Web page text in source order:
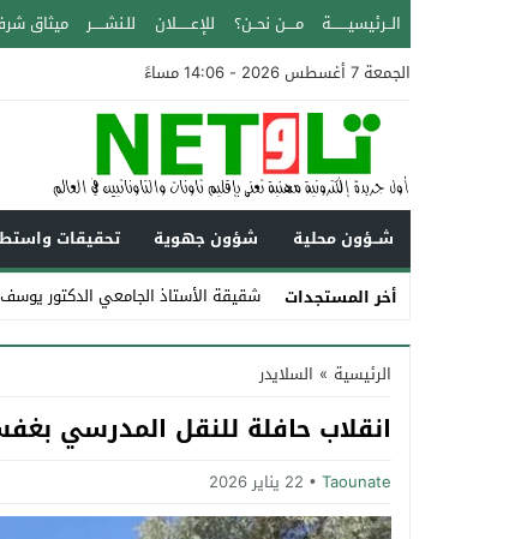
الــرئيسيـــــــة مــــن نحــن؟ للإعــــــلان للـنشـــــر ميثاق
الجمعة 7 أغسطس 2026 - 14:06 مساءً
شــؤون محلية شؤون جهوية تحقيقات
أخر المستجدات
شقيقة الأستاذ الجامعي الدكتور
Stop
Previous
Next
الرئيسية » السلايدر
انقلاب حافلة للنقل المدرسي
Taounate 22 يناير 2026